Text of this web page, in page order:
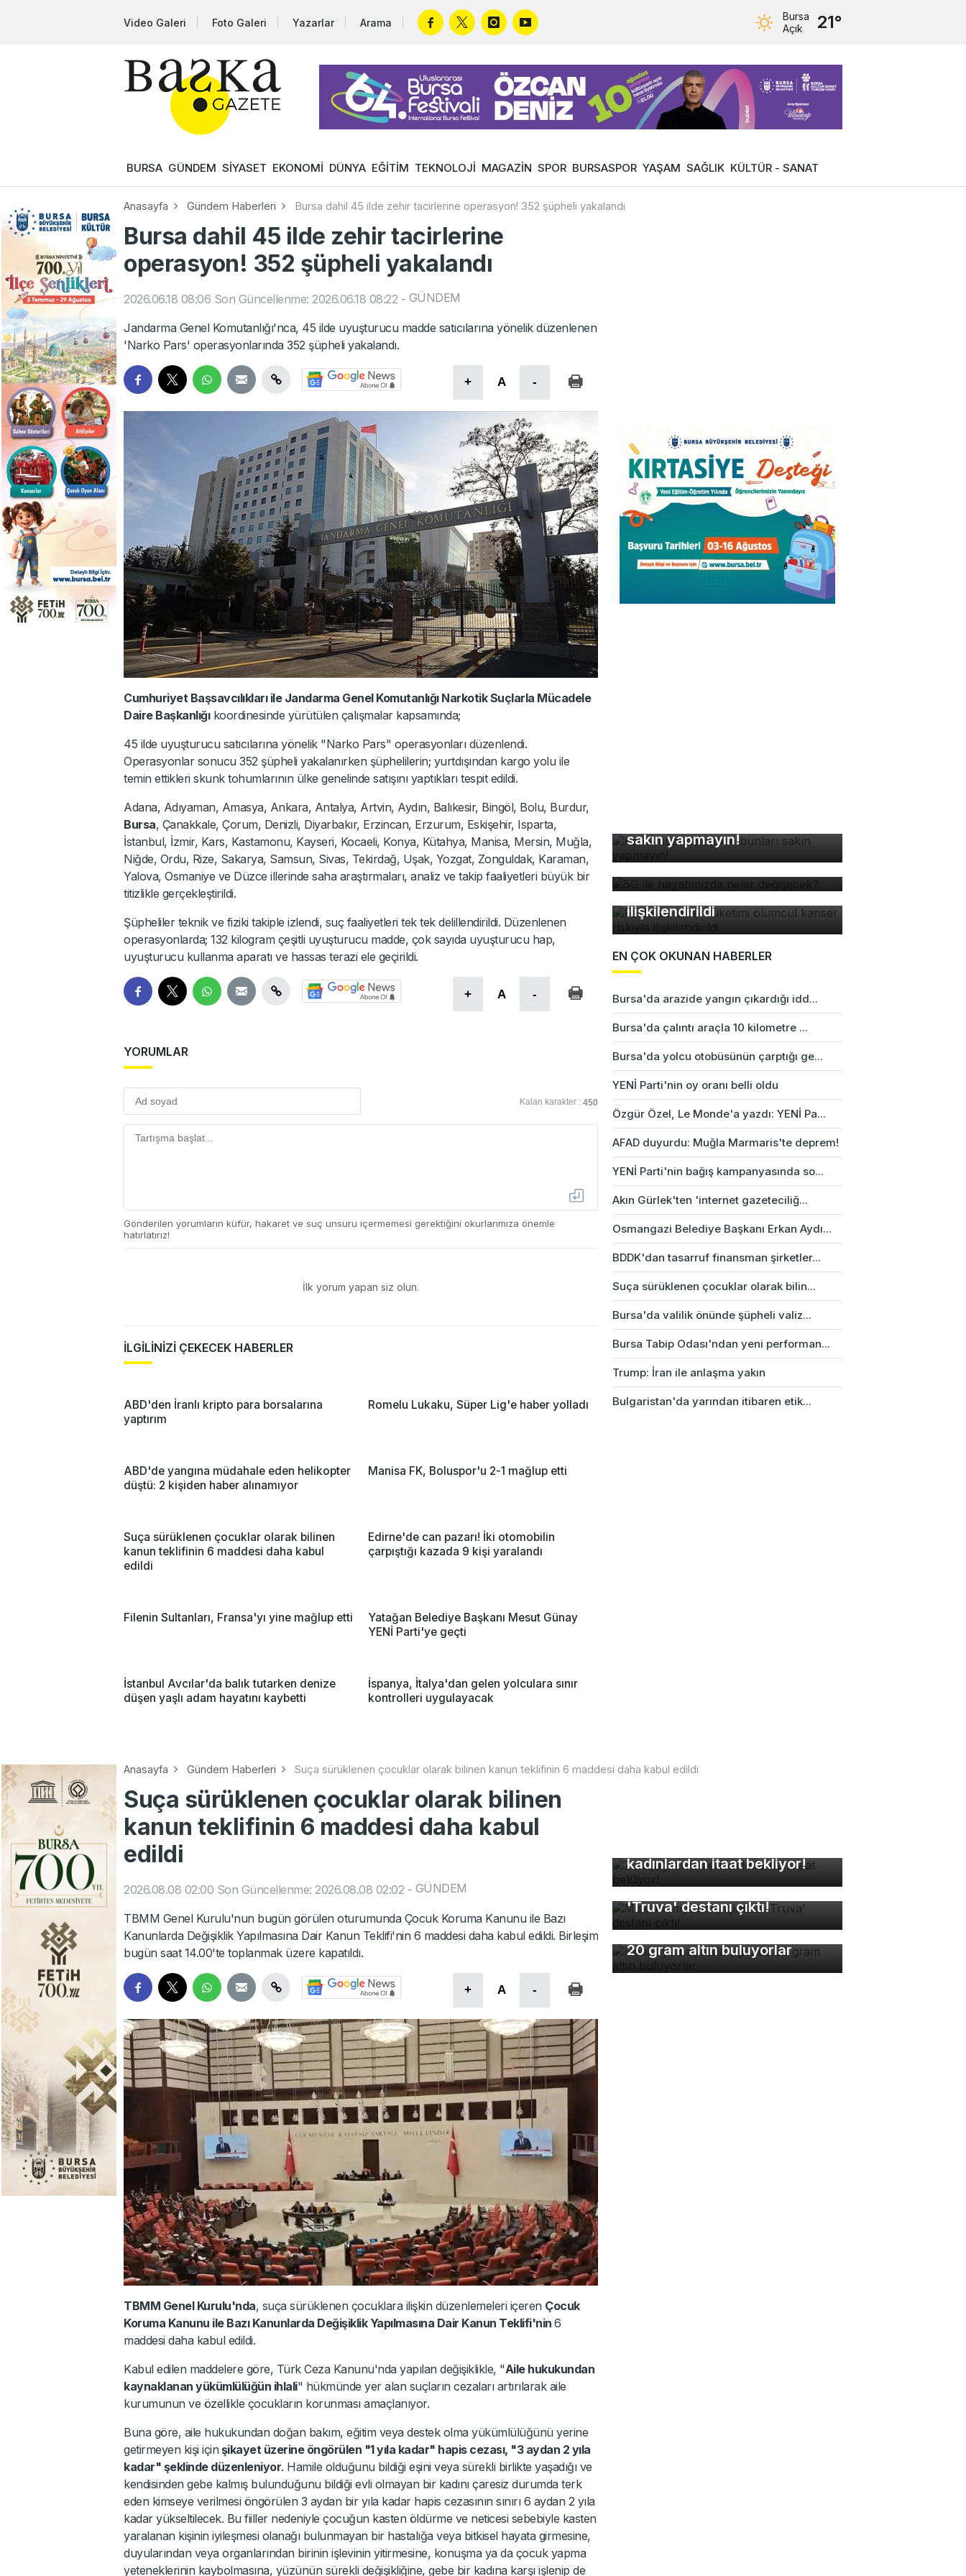
Video Galeri Foto Galeri Yazarlar Arama
Bursa
Açık
21°
BURSA GÜNDEM SİYASET EKONOMİ DÜNYA EĞİTİM TEKNOLOJİ MAGAZİN SPOR BURSASPOR YAŞAM SAĞLIK KÜLTÜR - SANAT
Anasayfa Gündem Haberleri Bursa dahil 45 ilde zehir tacirlerine operasyon! 352 şüpheli yakalandı
Bursa dahil 45 ilde zehir tacirlerine
operasyon! 352 şüpheli yakalandı
2026.06.18 08:06 Son Güncellenme: 2026.06.18 08:22 - GÜNDEM
Jandarma Genel Komutanlığı'nca, 45 ilde uyuşturucu madde satıcılarına yönelik düzenlenen
'Narko Pars' operasyonlarında 352 şüpheli yakalandı.
+ A -
Cumhuriyet Başsavcılıkları ile Jandarma Genel Komutanlığı Narkotik Suçlarla Mücadele
Daire Başkanlığıkoordinesinde yürütülen çalışmalar kapsamında;
45 ilde uyuşturucu satıcılarına yönelik "Narko Pars" operasyonları düzenlendi.
Operasyonlar sonucu 352 şüpheli yakalanırken şüphelilerin; yurtdışından kargo yolu ile
temin ettikleri skunk tohumlarının ülke genelinde satışını yaptıkları tespit edildi.
Adana, Adıyaman, Amasya, Ankara, Antalya, Artvin, Aydın, Balıkesir, Bingöl, Bolu, Burdur,
Bursa, Çanakkale, Çorum, Denizli, Diyarbakır, Erzincan, Erzurum, Eskişehir, Isparta,
İstanbul, İzmir, Kars, Kastamonu, Kayseri, Kocaeli, Konya, Kütahya, Manisa, Mersin, Muğla,
Niğde, Ordu, Rize, Sakarya, Samsun, Sivas, Tekirdağ, Uşak, Yozgat, Zonguldak, Karaman,
Yalova, Osmaniye ve Düzce illerinde saha araştırmaları, analiz ve takip faaliyetleri büyük bir
titizlikle gerçekleştirildi.
Şüpheliler teknik ve fiziki takiple izlendi, suç faaliyetleri tek tek delillendirildi. Düzenlenen
operasyonlarda; 132 kilogram çeşitli uyuşturucu madde, çok sayıda uyuşturucu hap,
uyuşturucu kullanma aparatı ve hassas terazi ele geçirildi.
+ A -
YORUMLAR
Kalan karakter : 450
Gönderilen yorumların küfür, hakaret ve suç unsuru içermemesi gerektiğini okurlarımıza önemle
hatırlatırız!
İlk yorum yapan siz olun.
İLGİLİNİZİ ÇEKECEK HABERLER
ABD'den İranlı kripto para borsalarına
yaptırım
Romelu Lukaku, Süper Lig'e haber yolladı
ABD'de yangına müdahale eden helikopter
düştü: 2 kişiden haber alınamıyor
Manisa FK, Boluspor'u 2-1 mağlup etti
Suça sürüklenen çocuklar olarak bilinen
kanun teklifinin 6 maddesi daha kabul
edildi
Edirne'de can pazarı! İki otomobilin
çarpıştığı kazada 9 kişi yaralandı
Filenin Sultanları, Fransa'yı yine mağlup etti
Yatağan Belediye Başkanı Mesut Günay
YENİ Parti'ye geçti
İstanbul Avcılar'da balık tutarken denize
düşen yaşlı adam hayatını kaybetti
İspanya, İtalya'dan gelen yolculara sınır
kontrolleri uygulayacak
sakın yapmayın!
5G ile hayatımızda neler
değişecek?
Fazla acı biber tüketimi
ölümcül kanser riskiyle
ilişkilendirildi
EN ÇOK OKUNAN HABERLER
Bursa'da arazide yangın çıkardığı idd...
Bursa'da çalıntı araçla 10 kilometre ...
Bursa'da yolcu otobüsünün çarptığı ge...
YENİ Parti'nin oy oranı belli oldu
Özgür Özel, Le Monde'a yazdı: YENİ Pa...
AFAD duyurdu: Muğla Marmaris'te deprem!
YENİ Parti'nin bağış kampanyasında so...
Akın Gürlek'ten 'internet gazeteciliğ...
Osmangazi Belediye Başkanı Erkan Aydı...
BDDK'dan tasarruf finansman şirketler...
Suça sürüklenen çocuklar olarak bilin...
Bursa'da valilik önünde şüpheli valiz...
Bursa Tabip Odası'ndan yeni performan...
Trump: İran ile anlaşma yakın
Bulgaristan'da yarından itibaren etik...
Anasayfa Gündem Haberleri Suça sürüklenen çocuklar olarak bilinen kanun teklifinin 6 maddesi daha kabul edildi
Suça sürüklenen çocuklar olarak bilinen
kanun teklifinin 6 maddesi daha kabul
edildi
2026.08.08 02:00 Son Güncellenme: 2026.08.08 02:02 - GÜNDEM
TBMM Genel Kurulu'nun bugün görülen oturumunda Çocuk Koruma Kanunu ile Bazı
Kanunlarda Değişiklik Yapılmasına Dair Kanun Teklifi'nin 6 maddesi daha kabul edildi. Birleşim
bugün saat 14.00'te toplanmak üzere kapatıldı.
+ A -
TBMM Genel Kurulu'nda, suça sürüklenen çocuklara ilişkin düzenlemeleri içeren Çocuk
Koruma Kanunu ile Bazı Kanunlarda Değişiklik Yapılmasına Dair Kanun Teklifi'nin 6
maddesi daha kabul edildi.
Kabul edilen maddelere göre, Türk Ceza Kanunu'nda yapılan değişiklikle, "Aile hukukundan
kaynaklanan yükümlülüğün ihlali" hükmünde yer alan suçların cezaları artırılarak aile
kurumunun ve özellikle çocukların korunması amaçlanıyor.
Buna göre, aile hukukundan doğan bakım, eğitim veya destek olma yükümlülüğünü yerine
getirmeyen kişi için şikayet üzerine öngörülen "1 yıla kadar" hapis cezası, "3 aydan 2 yıla
kadar" şeklinde düzenleniyor. Hamile olduğunu bildiği eşini veya sürekli birlikte yaşadığı ve
kendisinden gebe kalmış bulunduğunu bildiği evli olmayan bir kadını çaresiz durumda terk
eden kimseye verilmesi öngörülen 3 aydan bir yıla kadar hapis cezasının sınırı 6 aydan 2 yıla
kadar yükseltilecek. Bu fiiller nedeniyle çocuğun kasten öldürme ve neticesi sebebiyle kasten
yaralanan kişinin iyileşmesi olanağı bulunmayan bir hastalığa veya bitkisel hayata girmesine,
duyularından veya organlarından birinin işlevinin yitirmesine, konuşma ya da çocuk yapma
yeteneklerinin kaybolmasına, yüzünün sürekli değişikliğine, gebe bir kadına karşı işlenip de
kadınlardan itaat bekliyor!
Mısır mumyasının içinden
'Truva' destanı çıktı!
Hobi diye başladılar, günde
20 gram altın buluyorlar